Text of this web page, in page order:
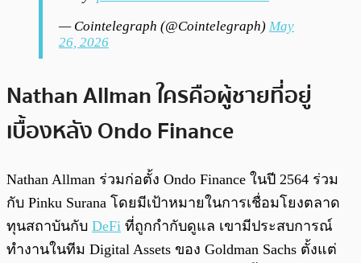
— Cointelegraph (@Cointelegraph) May
26, 2026
Nathan Allman ใครคือผู้ชายที่อยู่
เบื้องหลัง Ondo Finance
Nathan Allman ร่วมก่อตั้ง Ondo Finance ในปี 2564 ร่วม
กับ Pinku Surana โดยมีเป้าหมายในการเชื่อมโยงตลาด
ทุนสถาบันกับ DeFi ที่ถูกกำกับดูแล เขามีประสบการณ์
ทำงานในทีม Digital Assets ของ Goldman Sachs ตั้งแต่